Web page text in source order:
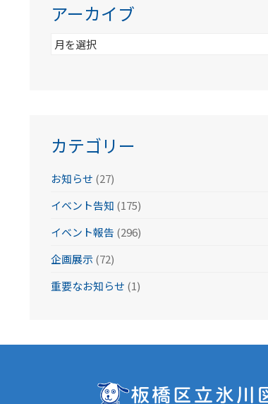
アーカイブ
ア
カテゴリー
お知らせ (27)
イベント告知 (175)
イベント報告 (296)
企画展示(72)
重要なお知らせ (1)